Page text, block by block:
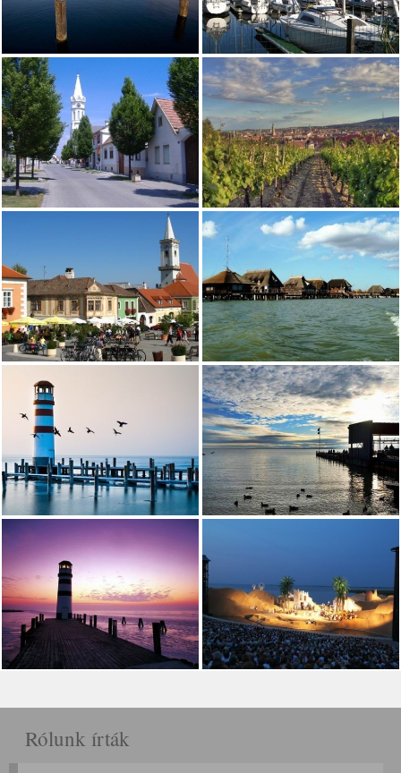
Rólunk írták